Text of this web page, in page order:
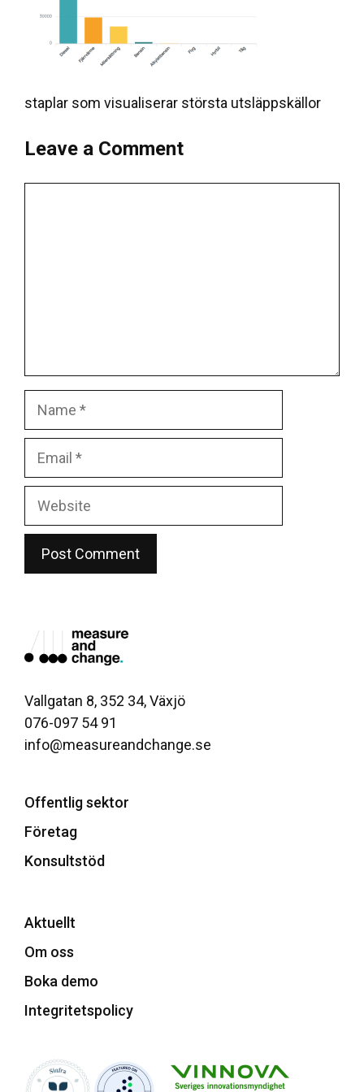
staplar som visualiserar största utsläppskällor
Leave a Comment
Website
Vallgatan 8, 352 34, Växjö
076-097 54 91
info@measureandchange.se
Offentlig sektor
Företag
Konsultstöd
Aktuellt
Om oss
Boka demo
Integritetspolicy